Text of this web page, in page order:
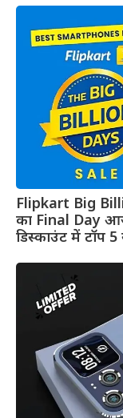
Flipkart Big
का Final Day
डिस्काउंट में टॉप 5